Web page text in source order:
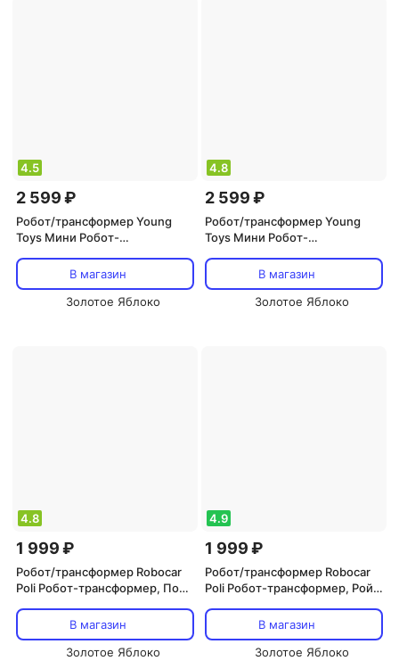
4.5
2 599 ₽
Робот/трансформер Young
Toys Мини Робот-
В магазин
Золотое Яблоко
4.8
2 599 ₽
Робот/трансформер Young
Toys Мини Робот-
В магазин
Золотое Яблоко
4.8
1 999 ₽
Робот/трансформер Robocar
Poli Робот-трансформер, Поли
В магазин
Золотое Яблоко
4.9
1 999 ₽
Робот/трансформер Robocar
Poli Робот-трансформер, Рой
В магазин
Золотое Яблоко